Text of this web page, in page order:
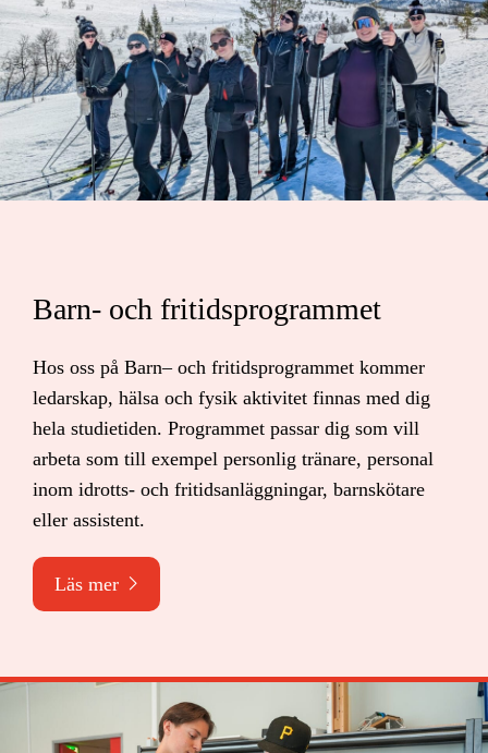
Barn- och fritidsprogrammet
Hos oss på Barn– och fritidsprogrammet kommer
ledarskap, hälsa och fysik aktivitet finnas med dig
hela studietiden. Programmet passar dig som vill
arbeta som till exempel personlig tränare, personal
inom idrotts- och fritidsanläggningar, barnskötare
eller assistent.
Läs mer